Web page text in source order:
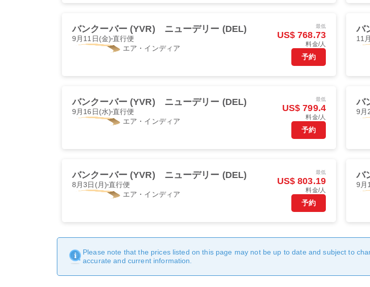
バンクーバー (YVR) ニューデリー (DEL)
9月11日(金)直行便
エア・インディア
最低
US$ 768.73
料金/人
予約
バ
11
バンクーバー (YVR) ニューデリー (DEL)
9月16日(水)直行便
エア・インディア
最低
US$ 799.4
料金/人
予約
バ
9月
バンクーバー (YVR) ニューデリー (DEL)
8月3日(月) 直行便
エア・インディア
最低
US$ 803.19
料金/人
予約
バ
9月
Please note that the prices listed on this page may not be up to date and subject to
accurate and current information.